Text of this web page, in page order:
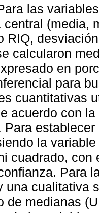
las
central (media,
RIQ,
calcularon
en
para
cuantitativas
acuerdo con
Para
la
cuadrado,
Para
una cualitativa
de medianas